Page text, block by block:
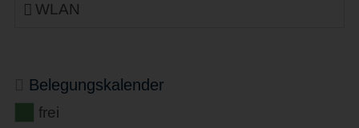
WLAN
Belegungskalender
frei